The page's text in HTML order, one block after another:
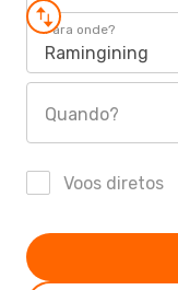
Para onde?
Ramingining
Quando?
Voos diretos